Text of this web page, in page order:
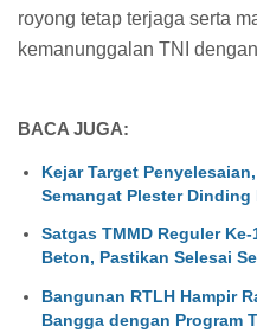
royong tetap terjaga serta
kemanunggalan TNI
BACA JUGA:
Kejar Target
Semangat Plester Dinding
Satgas TMMD Reguler
Beton, Pastikan Selesai
Bangunan RTLH Hampir
Bangga dengan Program